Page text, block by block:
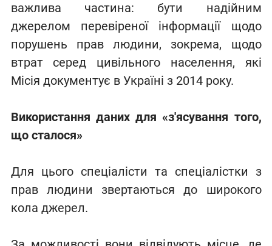
важлива частина: бути надійним
джерелом перевіреної інформації щодо
порушень прав людини, зокрема, щодо
втрат серед цивільного населення, які
Місія документує в Україні з 2014 року.
Використання даних для «з'ясування того,
що сталося»
Для цього спеціалісти та спеціалістки з
прав людини звертаються до широкого
кола джерел.